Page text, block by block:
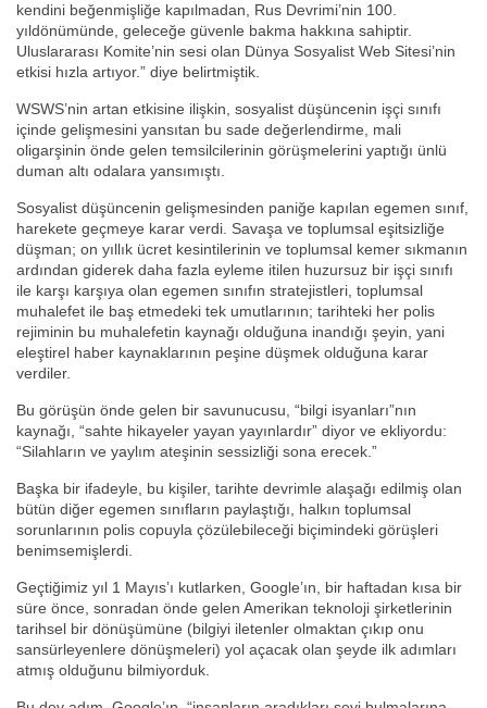
kendini beğenmişliğe kapılmadan, Rus Devrimi’nin 100.
yıldönümünde, geleceğe güvenle bakma hakkına sahiptir.
Uluslararası Komite’nin sesi olan Dünya Sosyalist Web Sitesi’nin
etkisi hızla artıyor.” diye belirtmiştik.
WSWS’nin artan etkisine ilişkin, sosyalist düşüncenin işçi sınıfı
içinde gelişmesini yansıtan bu sade değerlendirme, mali
oligarşinin önde gelen temsilcilerinin görüşmelerini yaptığı ünlü
duman altı odalara yansımıştı.
Sosyalist düşüncenin gelişmesinden paniğe kapılan egemen sınıf,
harekete geçmeye karar verdi. Savaşa ve toplumsal eşitsizliğe
düşman; on yıllık ücret kesintilerinin ve toplumsal kemer sıkmanın
ardından giderek daha fazla eyleme itilen huzursuz bir işçi sınıfı
ile karşı karşıya olan egemen sınıfın stratejistleri, toplumsal
muhalefet ile baş etmedeki tek umutlarının; tarihteki her polis
rejiminin bu muhalefetin kaynağı olduğuna inandığı şeyin, yani
eleştirel haber kaynaklarının peşine düşmek olduğuna karar
verdiler.
Bu görüşün önde gelen bir savunucusu, “bilgi isyanları”nın
kaynağı, “sahte hikayeler yayan yayınlardır” diyor ve ekliyordu:
“Silahların ve yaylım ateşinin sessizliği sona erecek.”
Başka bir ifadeyle, bu kişiler, tarihte devrimle alaşağı edilmiş olan
bütün diğer egemen sınıfların paylaştığı, halkın toplumsal
sorunlarının polis copuyla çözülebileceği biçimindeki görüşleri
benimsemişlerdi.
Geçtiğimiz yıl 1 Mayıs’ı kutlarken, Google’ın, bir haftadan kısa bir
süre önce, sonradan önde gelen Amerikan teknoloji şirketlerinin
tarihsel bir dönüşümüne (bilgiyi iletenler olmaktan çıkıp onu
sansürleyenlere dönüşmeleri) yol açacak olan şeyde ilk adımları
atmış olduğunu bilmiyorduk.